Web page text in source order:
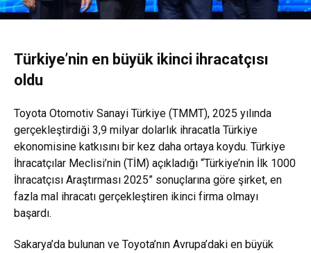
Türkiye’nin en büyük ikinci ihracatçısı
oldu
Toyota Otomotiv Sanayi Türkiye (TMMT), 2025 yılında
gerçekleştirdiği 3,9 milyar dolarlık ihracatla Türkiye
ekonomisine katkısını bir kez daha ortaya koydu. Türkiye
İhracatçılar Meclisi’nin (TİM) açıkladığı “Türkiye’nin İlk 1000
İhracatçısı Araştırması 2025” sonuçlarına göre şirket, en
fazla mal ihracatı gerçekleştiren ikinci firma olmayı
başardı.
Sakarya’da bulunan ve Toyota’nın Avrupa’daki en büyük